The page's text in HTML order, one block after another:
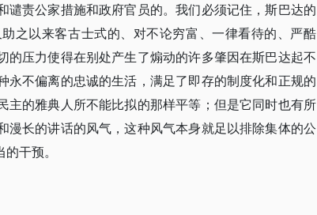
责公家措施和政府官员的。我们必须记住，斯巴达的
之以来客古士式的、对不论穷富、一律看待的、严酷
压力使得在别处产生了煽动的许多肇因在斯巴达起不
不偏离的忠诚的生活，满足了即存的制度化和正规的
的雅典人所不能比拟的那样平等；但是它同时也有所
长的讲话的风气，这种风气本身就足以排除集体的公
干预。